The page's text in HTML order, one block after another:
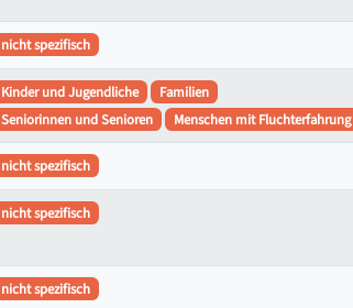
nicht spezifisch
Kinder und Jugendliche
Familien
Seniorinnen und Senioren
Menschen mit Fluchterfahrung
nicht spezifisch
nicht spezifisch
nicht spezifisch